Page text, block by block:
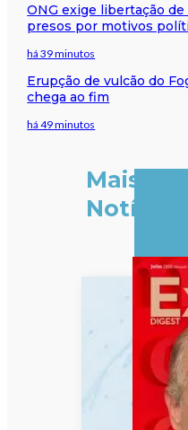
ONG exige libertação
presos por motivos
há 39 minutos
Erupção de vulcão do
chega ao fim
há 49 minutos
Mais
Notícias